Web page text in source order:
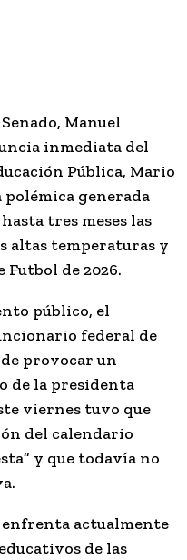
Manuel
inmediata del
Pública, Mario
polémica generada
tres meses las
altas temperaturas y
de 2026.
público, el
federal de
provocar un
de la presidenta
viernes tuvo que
del calendario
y que todavía no
actualmente
de las